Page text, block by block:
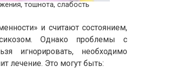
тошнота, слабость
и считают состоянием,
Однако проблемы с
игнорировать, необходимо
лечение. Это могут быть: